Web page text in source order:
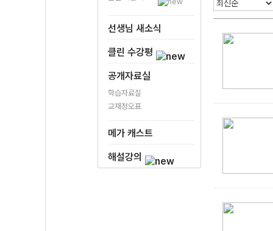
선생님 새소식
클린 수강평
공개자료실
학습자료실
교재정오표
메가 캐스트
해설강의